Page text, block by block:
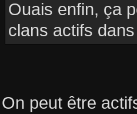
Ouais enfin, ça
clans actifs
On peut être